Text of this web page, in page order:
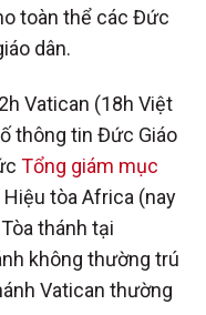
toàn thể các Đức
dân.
Vatican (18h Việt
thông tin Đức Giáo
Tổng giám mục
tòa Africa (nay
thánh tại
không thường trú
Vatican thường